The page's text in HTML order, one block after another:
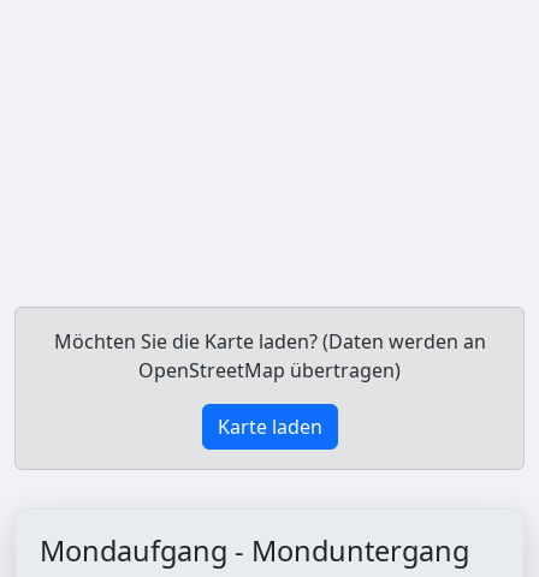
Möchten Sie die Karte laden? (Daten werden an
OpenStreetMap übertragen)
Karte laden
Mondaufgang - Monduntergang